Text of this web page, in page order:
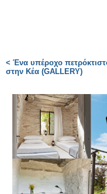
< Ένα υπέροχο
στην Κέα (GALLERY)